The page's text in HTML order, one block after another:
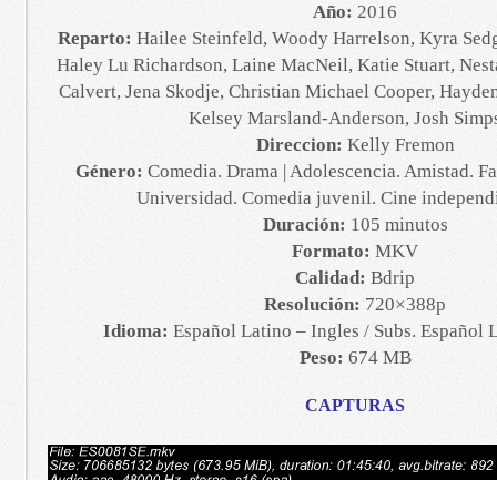
Año: 2016
Reparto: Hailee Steinfeld, Woody Harrelson, Kyra
Haley Lu Richardson, Laine MacNeil, Katie Stuart,
Calvert, Jena Skodje, Christian Michael Cooper,
Kelsey Marsland-Anderson, Josh
Direccion: Kelly Fremon
Género: Comedia. Drama | Adolescencia. Amistad.
Universidad. Comedia juvenil. Cine
Duración: 105 minutos
Formato: MKV
Calidad: Bdrip
Resolución: 720×388p
Idioma: Español Latino – Ingles / Subs. Español
Peso: 674 MB
CAPTURAS